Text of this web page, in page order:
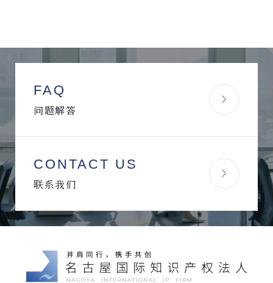
FAQ
问题解答
CONTACT US
联系我们